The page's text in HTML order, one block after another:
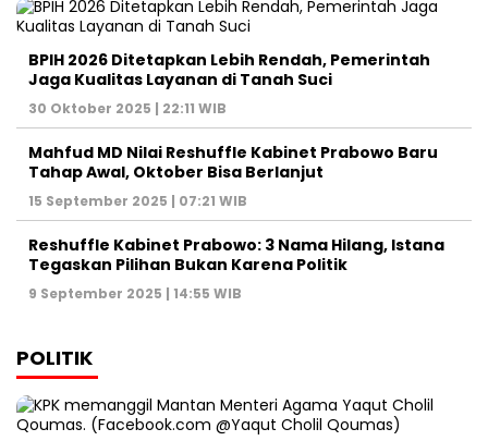
POLITIK
Kasus Kuota Haji Rp1 Triliun, KPK Cegah Eks Menag
Gus Yaqut Bepergian
12 Agustus 2025 | 11:14 WIB
Forum Purnawirawan TNI Kirim Surat Pemakzulan
Gibran Rakabuming, Jokowi: Biasa dalam
Demokrasi
Ketua DPR Puan Maharani Minta Pemerintah
Bubarkan Ormas Premanisme di Indonesia
26 Mei 2025 | 11:06 WIB